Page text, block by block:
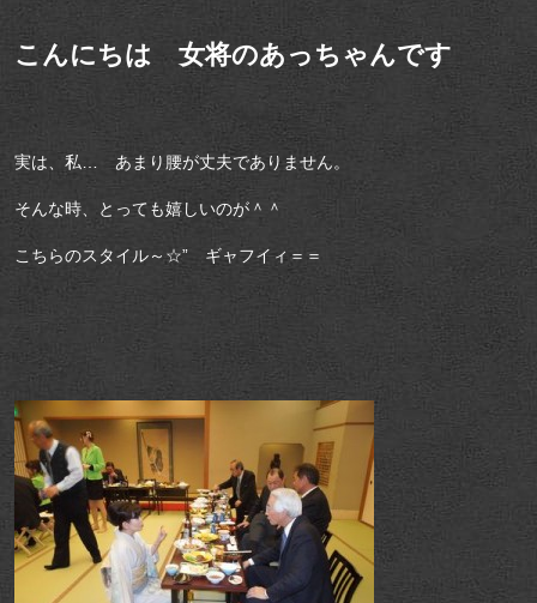
こんにちは 女将のあっちゃんです
実は、私… あまり腰が丈夫でありません。
そんな時、とっても嬉しいのが＾＾
こちらのスタイル～☆” ギャフイィ＝＝